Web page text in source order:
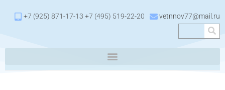
+7 (925) 871-17-13 +7 (495) 519-22-20 vetnnov77@mail.ru